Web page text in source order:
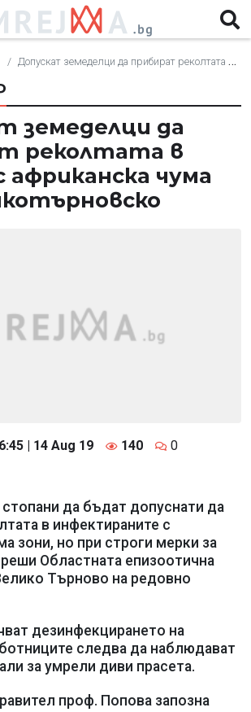
Допускат земеделци да прибират реколтата в зоните с африканска чума във Великотърновско
земеделци да
реколтата в
африканска чума
| 14 Aug 19 140 0
да бъдат допуснати да
в инфектираните с
зони, но при строги мерки за
Областната епизоотична
Търново на редовно
дезинфекцирането на
следва да наблюдават
за умрели диви прасета.
проф. Попова запозна